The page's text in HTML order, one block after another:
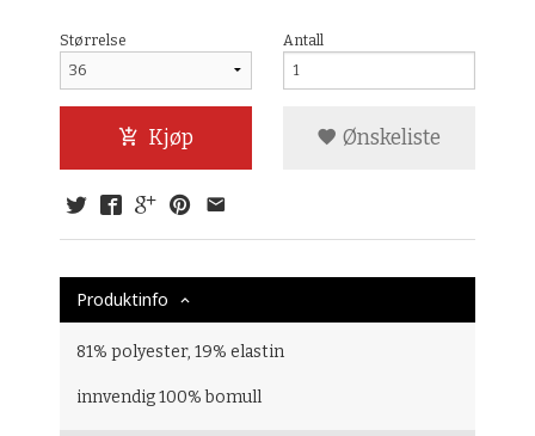
Størrelse Antall
Kjøp Ønskeliste
Produktinfo
81% polyester, 19% elastin
innvendig 100% bomull